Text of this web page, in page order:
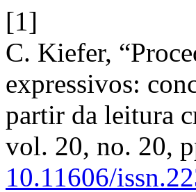
[1]
C. Kiefer,
expressivos:
partir da leitura
vol. 20, no. 20,
10.11606/